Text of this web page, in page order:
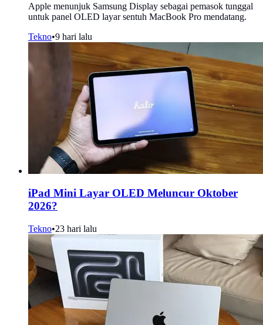
Apple menunjuk Samsung Display sebagai pemasok tunggal
untuk panel OLED layar sentuh MacBook Pro mendatang.
Tekno•9 hari lalu
iPad Mini Layar OLED Meluncur Oktober
2026?
Tekno•23 hari lalu